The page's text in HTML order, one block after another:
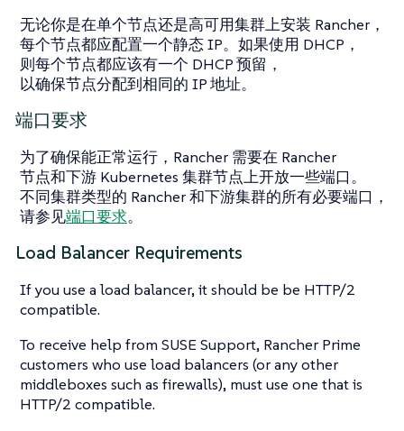
无论你是在单个节点还是高可用集群上安装 Rancher，
每个节点都应配置一个静态 IP。如果使用 DHCP，
则每个节点都应该有一个 DHCP 预留，
以确保节点分配到相同的 IP 地址。
端口要求
为了确保能正常运行，Rancher 需要在 Rancher
节点和下游 Kubernetes 集群节点上开放一些端口。
不同集群类型的 Rancher 和下游集群的所有必要端口，
请参见端口要求。
Load Balancer Requirements
If you use a load balancer, it should be be HTTP/2
compatible.
To receive help from SUSE Support, Rancher Prime
customers who use load balancers (or any other
middleboxes such as firewalls), must use one that is
HTTP/2 compatible.